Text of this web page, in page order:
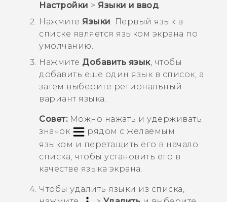
Настройки > Языки и ввод.
Нажмите Языки. Первый язык в
списке является языком экрана по
умолчанию.
Нажмите Добавить язык, чтобы
добавить еще один язык в список, а
затем выберите региональный
вариант языка.
Совет:Можно нажать и удерживать
значок
рядом с желаемым
языком и перетащить его в начало
списка, чтобы установить его в
качестве языка экрана.
Чтобы удалить языки из списка,